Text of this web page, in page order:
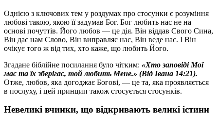
Однією з ключових тем у роздумах про стосунки є розуміння
любові такою, якою її задумав Бог. Бог любить нас не на
основі почуттів. Його любов — це дія. Він віддав Свого Сина,
Він дає нам Слово, Він виправляє нас, Він веде нас. І Він
очікує того ж від тих, хто каже, що любить Його.
Згадане біблійне посилання було чітким: «Хто заповіді Мої
має та їх зберігає, той любить Мене.» (Від Івана 14:21).
Отже, любов, яка догоджає Богові, — це та, яка проявляється
в послуху, і цей принцип також стосується стосунків.
Невеликі вчинки, що відкривають великі істини